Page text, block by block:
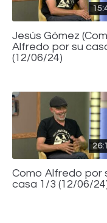
Jesús Gómez
Alfredo por su
(12/06/24)
Como Alfredo por
casa 1/3 (12/06/